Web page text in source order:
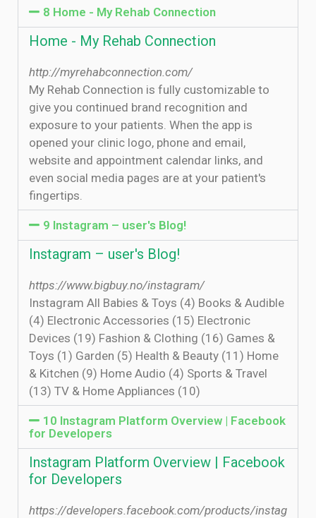
8 Home - My Rehab Connection
Home - My Rehab Connection
http://myrehabconnection.com/
My Rehab Connection is fully customizable to
give you continued brand recognition and
exposure to your patients. When the app is
opened your clinic logo, phone and email,
website and appointment calendar links, and
even social media pages are at your patient's
fingertips.
9 Instagram – user's Blog!
Instagram – user's Blog!
https://www.bigbuy.no/instagram/
Instagram All Babies & Toys (4) Books & Audible
(4) Electronic Accessories (15) Electronic
Devices (19) Fashion & Clothing (16) Games &
Toys (1) Garden (5) Health & Beauty (11) Home
& Kitchen (9) Home Audio (4) Sports & Travel
(13) TV & Home Appliances (10)
10 Instagram Platform Overview | Facebook
for Developers
Instagram Platform Overview | Facebook
for Developers
https://developers.facebook.com/products/instag